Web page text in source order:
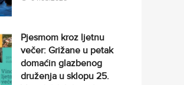
Pjesmom kroz ljetnu
večer: Grižane u petak
domaćin glazbenog
druženja u sklopu 25.